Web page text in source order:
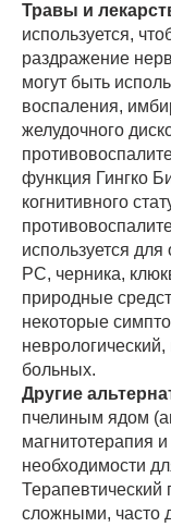
Травы и
используется,
раздражение
могут быть
воспаления,
желудочного
функция Гингко
когнитивного
используется
РС, черника,
природные
некоторые
больных.
Другие
пчелиным ядом
магнитотерапия
необходимости
сложными, часто